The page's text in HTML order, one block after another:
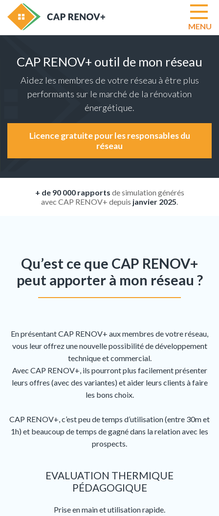
MENU
PAR
CAP RENOV+ outil de mon réseau
Aidez les membres de votre réseau à être plus
performants sur le marché de la rénovation
énergétique.
Licence gratuite pour les responsables du
réseau
+ de 90 000 rapports de simulation générés
avec CAP RENOV+ depuis janvier 2025
Qu’est ce que CAP RENOV+
peut apporter à mon réseau ?
En présentant CAP RENOV+ aux membres de votre réseau,
vous leur offrez une nouvelle possibilité de développement
technique et commercial.
Avec CAP RENOV+, ils pourront plus facilement présenter
leurs offres (avec des variantes) et aider leurs clients à faire
les bons choix.
CAP RENOV+, c’est peu de temps d’utilisation (entre 30m et
1h) et beaucoup de temps de gagné dans la relation avec les
prospects.
EVALUATION THERMIQUE
PÉDAGOGIQUE
Prise en main et utilisation rapide.